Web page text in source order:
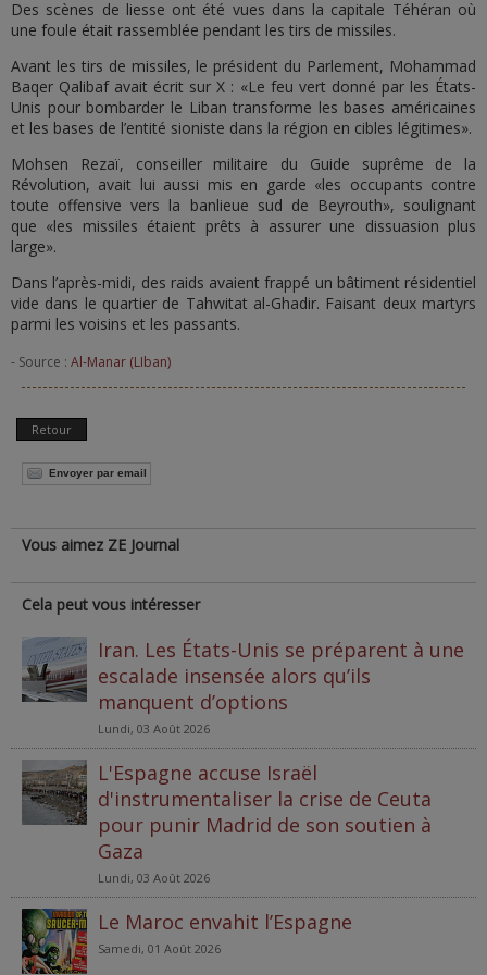
Des scènes de liesse ont été vues dans la capitale Téhéran où
une foule était rassemblée pendant les tirs de missiles.
Avant les tirs de missiles, le président du Parlement, Mohammad
Baqer Qalibaf avait écrit sur X : «Le feu vert donné par les États-
Unis pour bombarder le Liban transforme les bases américaines
et les bases de l’entité sioniste dans la région en cibles légitimes».
Mohsen Rezaï, conseiller militaire du Guide suprême de la
Révolution, avait lui aussi mis en garde «les occupants contre
toute offensive vers la banlieue sud de Beyrouth», soulignant
que «les missiles étaient prêts à assurer une dissuasion plus
large».
Dans l’après-midi, des raids avaient frappé un bâtiment résidentiel
vide dans le quartier de Tahwitat al-Ghadir. Faisant deux martyrs
parmi les voisins et les passants.
- Source : Al-Manar (LIban)
Retour
Envoyer par email
Vous aimez ZE Journal
Cela peut vous intéresser
Iran. Les États-Unis se préparent à une
escalade insensée alors qu’ils
manquent d’options
Lundi, 03 Août 2026
L'Espagne accuse Israël
d'instrumentaliser la crise de Ceuta
pour punir Madrid de son soutien à
Gaza
Lundi, 03 Août 2026
Le Maroc envahit l’Espagne
Samedi, 01 Août 2026